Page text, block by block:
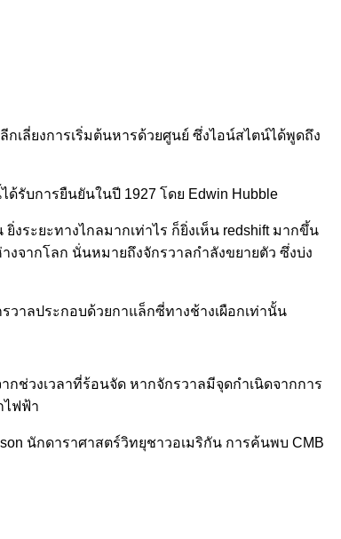
กเลี่ยงการเริ่มต้นหารด้วยศูนย์ ซึ่งไอน์สไตน์ได้พูดถึง
รับการยืนยันในปี 1927 โดย Edwin Hubble
ระยะทางไกลมากเท่าไร ก็ยิ่งเห็น redshift มากขึ้น
งจากโลก นั่นหมายถึงจักรวาลกำลังขยายตัว ซึ่งบ่ง
าลประกอบด้วยกาแล็กซี่ทางช้างเผือกเท่านั้น
กช่วงเวลาที่ร้อนจัด หากจักรวาลมีจุดกำเนิดจากการ
ไฟฟ้า
นักดาราศาสตร์วิทยุชาวอเมริกัน การค้นพบ CMB